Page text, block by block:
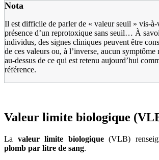
Nota
Il est difficile de parler de « valeur seuil » vis-à-
présence d’un reprotoxique sans seuil… À
individus, des signes cliniques peuvent être
de ces valeurs ou, à l’inverse, aucun symptôme
au-dessus de ce qui est retenu aujourd’hui
référence.
Valeur limite biologique
La valeur limite biologique (VLB)
plomb par litre de sang.